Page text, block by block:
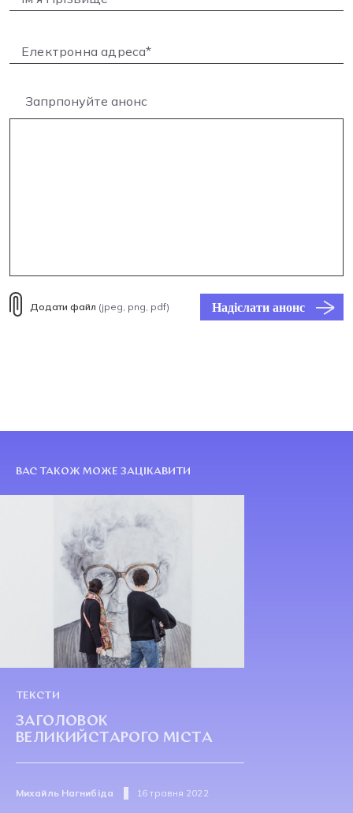
Запрпонуйте анонс
Додати файл (jpeg, png, pdf) Надіслати анонс
ВАС ТАКОЖ МОЖЕ ЗАЦІКАВИТИ
ТЕКСТИ
ЗАГОЛОВОК
ВЕЛИКИЙСТАРОГО МІСТА
Михайль Нагнибіда 16 травня 2022